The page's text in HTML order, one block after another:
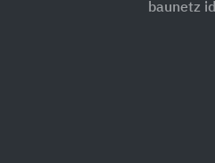
baunetz id